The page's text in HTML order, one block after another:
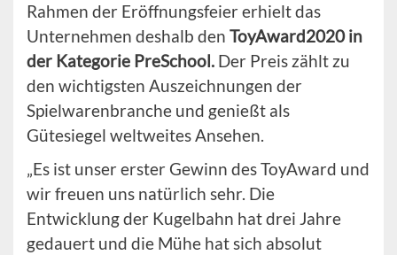
Rahmen der Eröffnungsfeier erhielt das
Unternehmen deshalb den ToyAward2020 in
der Kategorie PreSchool. Der Preis zählt zu
den wichtigsten Auszeichnungen der
Spielwarenbranche und genießt als
Gütesiegel weltweites Ansehen.
„Es ist unser erster Gewinn des ToyAward und
wir freuen uns natürlich sehr. Die
Entwicklung der Kugelbahn hat drei Jahre
gedauert und die Mühe hat sich absolut